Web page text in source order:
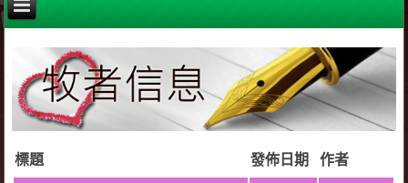
標題 發佈日期 作者